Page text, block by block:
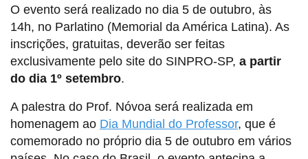
O evento será realizado no dia 5 de outubro, às
14h, no Parlatino (Memorial da América Latina). As
inscrições, gratuitas, deverão ser feitas
exclusivamente pelo site do SINPRO-SP, a partir
do dia 1º setembro.
A palestra do Prof. Nóvoa será realizada em
homenagem ao Dia Mundial do Professor, que é
comemorado no próprio dia 5 de outubro em vários